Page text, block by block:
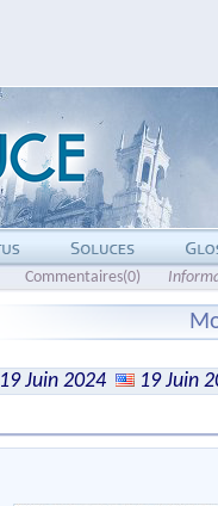
Commentaires(0)
19 Juin 2024
19 Juin